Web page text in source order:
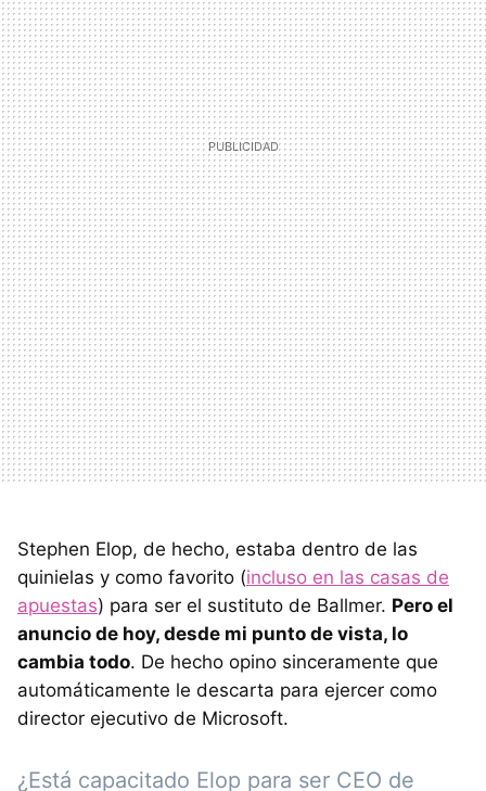
Stephen Elop, de hecho, estaba dentro de las
quinielas y como favorito (incluso en las casas de
apuestas) para ser el sustituto de Ballmer. Pero el
anuncio de hoy, desde mi punto de vista, lo
cambia todo. De hecho opino sinceramente que
automáticamente le descarta para ejercer como
director ejecutivo de Microsoft.
¿Está capacitado Elop para ser CEO de